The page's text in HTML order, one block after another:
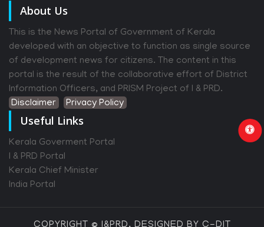
About Us
This is the News Portal of Government of Kerala
developed with an objective to function as single source
of development news for citizens. The content in this
portal is the result of the collaborative effort of District
Information Officers, and PRISM Project of I & PRD.
Disclaimer
Privacy Policy
Useful Links
Kerala Goverment Portal
I & PRD Portal
Kerala Chief Minister
India Portal